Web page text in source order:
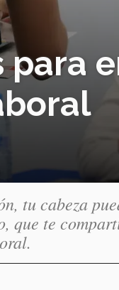
para
tu cabeza
que te